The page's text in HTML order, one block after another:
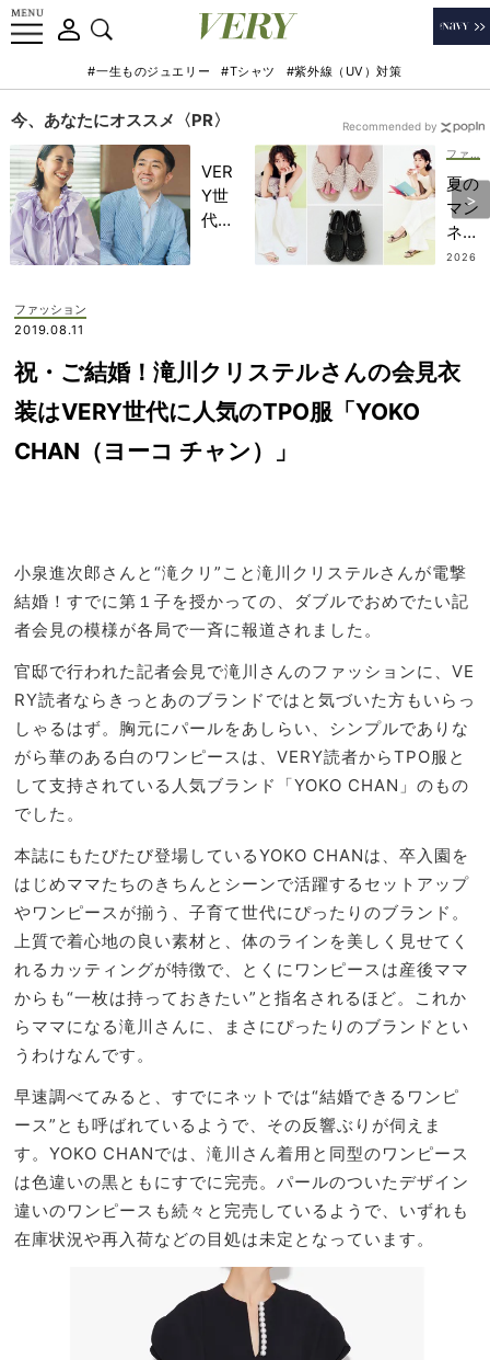
#一生ものジュエリー #Tシャツ #紫外線（UV）対策
今、あなたにオススメ〈PR〉
VER
Y世
代が
んと
考え
る
ぜ
TEL
な
の？
夏の
マン
ネリ
は
元』
【最
旬シ
16
選】
2026
Recommended by
ファッション
2019.08.11
祝・ご結婚！滝川クリステルさんの会見衣
装はVERY世代に人気のTPO服「YOKO
CHAN（ヨーコ チャン）」
小泉進次郎さんと“滝クリ”こと滝川クリステルさんが電撃
結婚！すでに第１子を授かっての、ダブルでおめでたい記
者会見の模様が各局で一斉に報道されました。
官邸で行われた記者会見で滝川さんのファッションに、VE
RY読者ならきっとあのブランドではと気づいた方もいらっ
しゃるはず。胸元にパールをあしらい、シンプルでありな
がら華のある白のワンピースは、VERY読者からTPO服と
して支持されている人気ブランド「YOKO CHAN」のもの
でした。
本誌にもたびたび登場しているYOKO CHANは、卒入園を
はじめママたちのきちんとシーンで活躍するセットアップ
やワンピースが揃う、子育て世代にぴったりのブランド。
上質で着心地の良い素材と、体のラインを美しく見せてく
れるカッティングが特徴で、とくにワンピースは産後ママ
からも“一枚は持っておきたい”と指名されるほど。これか
らママになる滝川さんに、まさにぴったりのブランドとい
うわけなんです。
早速調べてみると、すでにネットでは“結婚できるワンピ
ース”とも呼ばれているようで、その反響ぶりが伺えま
す。YOKO CHANでは、滝川さん着用と同型のワンピース
は色違いの黒ともにすでに完売。パールのついたデザイン
違いのワンピースも続々と完売しているようで、いずれも
在庫状況や再入荷などの目処は未定となっています。